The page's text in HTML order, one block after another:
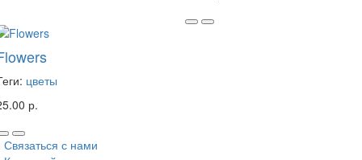
цветы
р.
Связаться с нами